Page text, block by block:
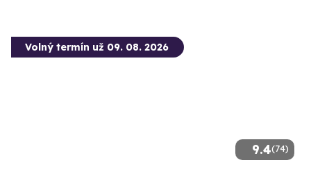
9.4(74)
Volný termín už 09. 08. 2026